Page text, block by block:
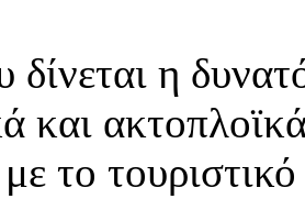
δίνεται η
και
το